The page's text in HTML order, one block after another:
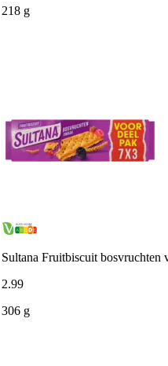
218 g
Sultana Fruitbiscuit bosvruchten
2.99
306 g